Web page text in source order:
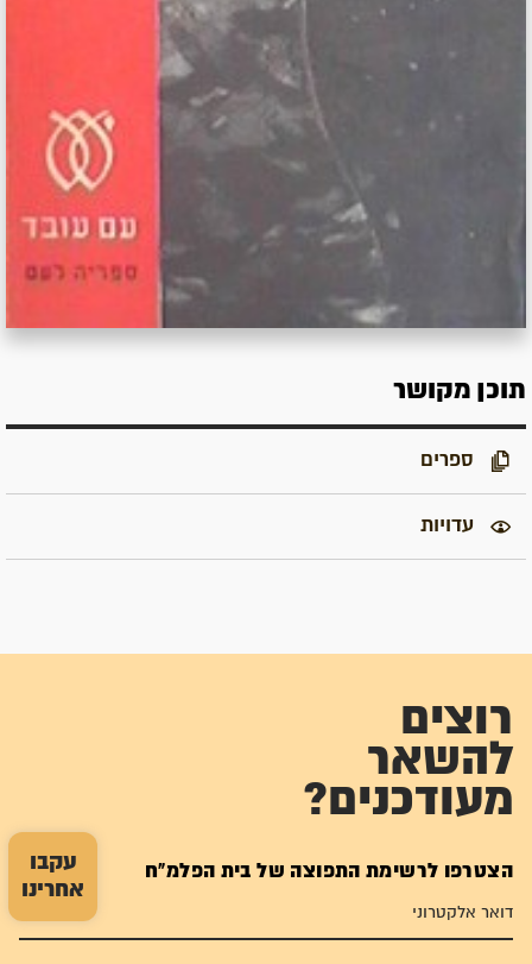
עקבו
אחרינו
תוכן מקושר
ספרים
עדויות
רוצים
להשאר
מעודכנים?
הצטרפו לרשימת התפוצה של בית הפלמ"ח